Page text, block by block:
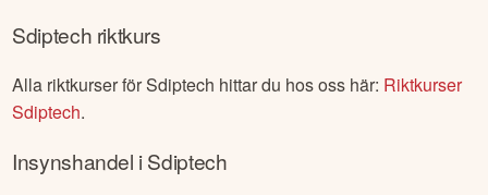
Sdiptech riktkurs
Alla riktkurser förSdiptech hittar du hos oss här: Riktkurser
Sdiptech.
Insynshandel iSdiptech